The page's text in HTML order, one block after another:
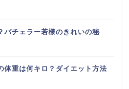
バチェラー若様のきれいの秘
体重は何キロ？ダイエット方法